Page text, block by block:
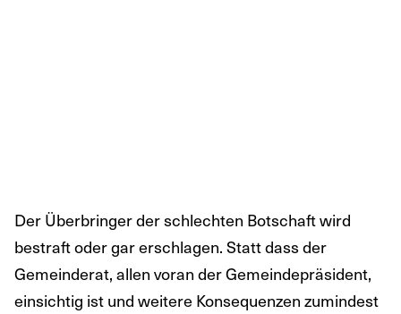
Der Überbringer der schlechten Botschaft wird
bestraft oder gar erschlagen. Statt dass der
Gemeinderat, allen voran der Gemeindepräsident,
einsichtig ist und weitere Konsequenzen zumindest